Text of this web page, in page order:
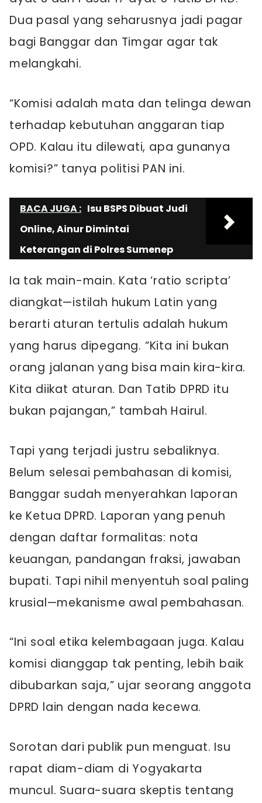
Dua pasal yang seharusnya jadi pagar
bagi Banggar dan Timgar agar tak
melangkahi.
“Komisi adalah mata dan telinga dewan
terhadap kebutuhan anggaran tiap
OPD. Kalau itu dilewati, apa gunanya
komisi?” tanya politisi PAN ini.
BACA JUGA : Isu BSPS Dibuat Judi
Online, Ainur Dimintai
Keterangan di Polres Sumenep
Ia tak main-main. Kata ‘ratio scripta’
diangkat—istilah hukum Latin yang
berarti aturan tertulis adalah hukum
yang harus dipegang. “Kita ini bukan
orang jalanan yang bisa main kira-kira.
Kita diikat aturan. Dan Tatib DPRD itu
bukan pajangan,” tambah Hairul.
Tapi yang terjadi justru sebaliknya.
Belum selesai pembahasan di komisi,
Banggar sudah menyerahkan laporan
ke Ketua DPRD. Laporan yang penuh
dengan daftar formalitas: nota
keuangan, pandangan fraksi, jawaban
bupati. Tapi nihil menyentuh soal paling
krusial—mekanisme awal pembahasan.
“Ini soal etika kelembagaan juga. Kalau
komisi dianggap tak penting, lebih baik
dibubarkan saja,” ujar seorang anggota
DPRD lain dengan nada kecewa.
Sorotan dari publik pun menguat. Isu
rapat diam-diam di Yogyakarta
muncul. Suara-suara skeptis tentang